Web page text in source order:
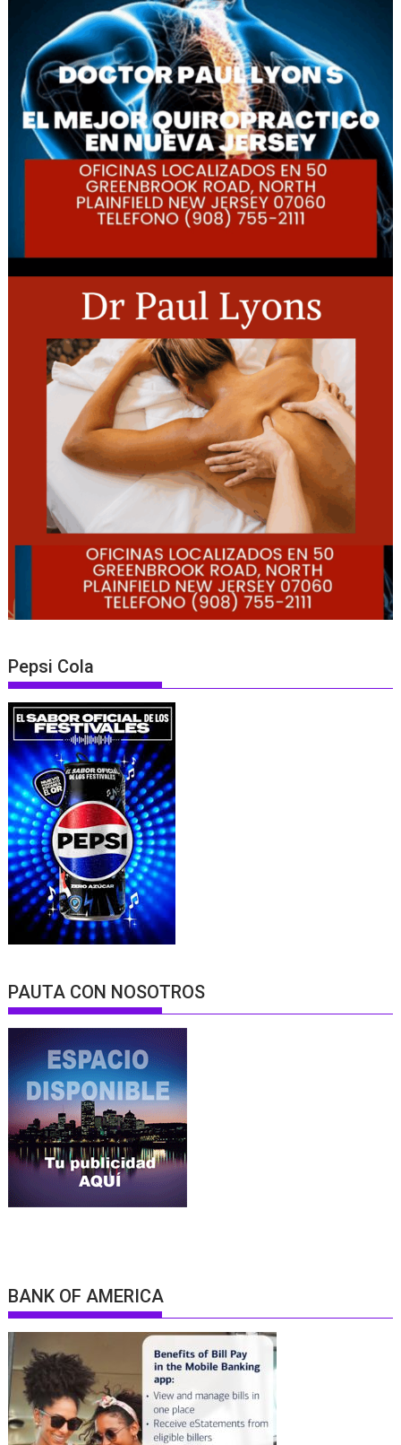
Pepsi Cola
PAUTA CON NOSOTROS
BANK OF AMERICA